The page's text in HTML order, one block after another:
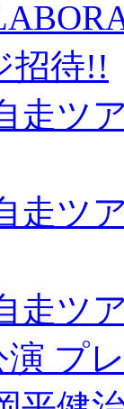
招待!!
走ツ
走ツ
走ツ
演 プ